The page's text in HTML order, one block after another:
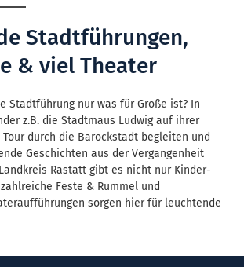
Stadtführungen,
& viel Theater
Stadtführung nur was für Große ist? In
z.B. die Stadtmaus Ludwig auf ihrer
durch die Barockstadt begleiten und
Geschichten aus der Vergangenheit
Rastatt gibt es nicht nur Kinder-
Feste & Rummel und
sorgen hier für leuchtende